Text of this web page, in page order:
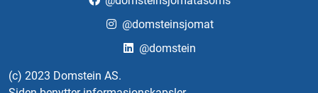
(c) 2023 Domstein AS.
@domsteinsjomat
@domstein